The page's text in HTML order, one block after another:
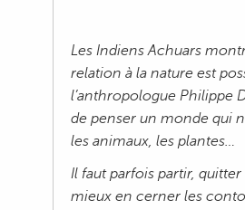
Les Indiens Achuars
relation à la nature est
l’anthropologue Philippe
de penser un monde qui
les animaux, les plantes…
Il faut parfois partir,
mieux en cerner les